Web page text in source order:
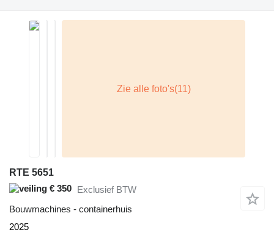
RTE 5651
€ 350 Exclusief BTW
Bouwmachines - containerhuis
2025